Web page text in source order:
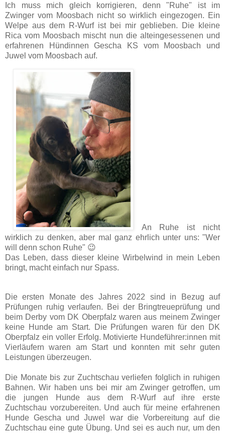
Ich muss mich gleich korrigieren, denn "Ruhe" ist im
Zwinger vom Moosbach nicht so wirklich eingezogen. Ein
Welpe aus dem R-Wurf ist bei mir geblieben. Die kleine
Rica vom Moosbach mischt nun die alteingesessenen und
erfahrenen Hündinnen Gescha KS vom Moosbach und
Juwel vom Moosbach auf.
An Ruhe ist nicht
wirklich zu denken, aber mal ganz ehrlich unter uns: "Wer
will denn schon Ruhe" 😉
Das Leben, dass dieser kleine Wirbelwind in mein Leben
bringt, macht einfach nur Spass.
Die ersten Monate des Jahres 2022 sind in Bezug auf
Prüfungen ruhig verlaufen. Bei der Bringtreueprüfung und
beim Derby vom DK Oberpfalz waren aus meinem Zwinger
keine Hunde am Start. Die Prüfungen waren für den DK
Oberpfalz ein voller Erfolg. Motivierte Hundeführer:innen mit
Vierläufern waren am Start und konnten mit sehr guten
Leistungen überzeugen.
Die Monate bis zur Zuchtschau verliefen folglich in ruhigen
Bahnen. Wir haben uns bei mir am Zwinger getroffen, um
die jungen Hunde aus dem R-Wurf auf ihre erste
Zuchtschau vorzubereiten. Und auch für meine erfahrenen
Hunde Gescha und Juwel war die Vorbereitung auf die
Zuchtschau eine gute Übung. Und sei es auch nur, um den